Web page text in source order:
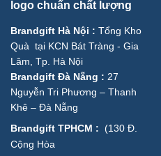
logo chuẩn chất lượng
Brandgift Hà Nội : Tổng Kho
Quà tại KCN Bát Tràng - Gia
Lâm, Tp. Hà Nội
Brandgift Đà Nẵng : 27
Nguyễn Tri Phương – Thanh
Khê – Đà Nẵng
Brandgift TPHCM : (130 Đ.
Cộng Hòa